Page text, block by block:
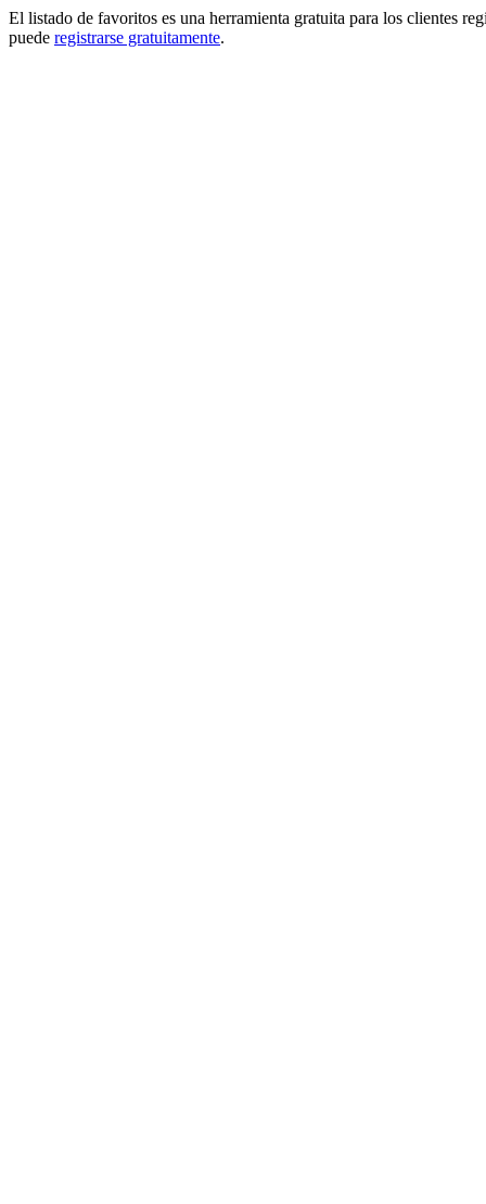
El listado de favoritos es una herramienta gratuita para los clientes
puede registrarse gratuitamente.